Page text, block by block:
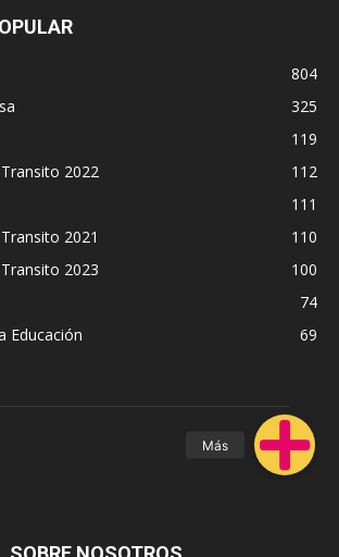
804
325
119
2022
112
111
2021
110
2023
100
74
Educación
69